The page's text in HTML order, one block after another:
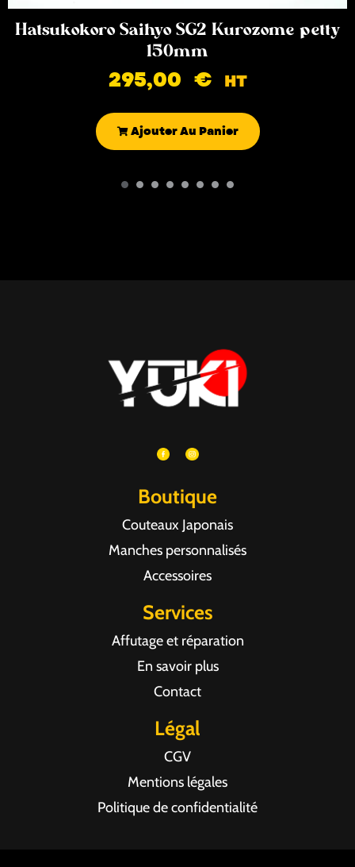
Hatsukokoro Saihyo SG2 Kurozome petty
150mm
295,00 € HT
Ajouter Au Panier
Boutique
Couteaux Japonais
Manches personnalisés
Accessoires
Services
Affutage et réparation
En savoir plus
Contact
Légal
CGV
Mentions légales
Politique de confidentialité